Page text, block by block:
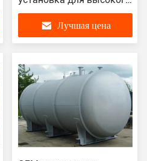
давления,
сертифицированная
ASME
Лучшая цена